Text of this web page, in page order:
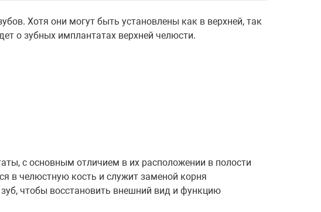
Хотя они могут быть установлены как в верхней, так
о зубных имплантатах верхней челюсти.
с основным отличием в их расположении в полости
в челюстную кость и служит заменой корня
чтобы восстановить внешний вид и функцию